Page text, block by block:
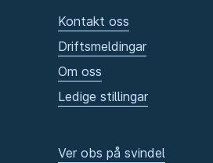
Kontakt oss
Driftsmeldingar
Om oss
Ledige stillingar
Ver obs på svindel